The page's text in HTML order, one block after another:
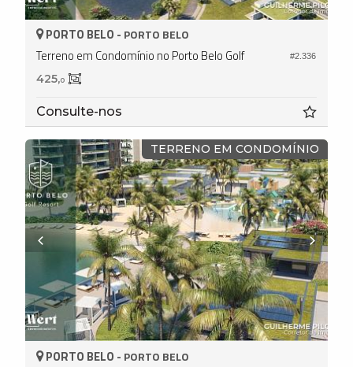
#2.336
PORTO BELO - PORTO BELO
Terreno em Condomínio no Porto Belo Golf
425,0
Consulte-nos
TERRENO EM CONDOMÍNIO
PORTO BELO - PORTO BELO